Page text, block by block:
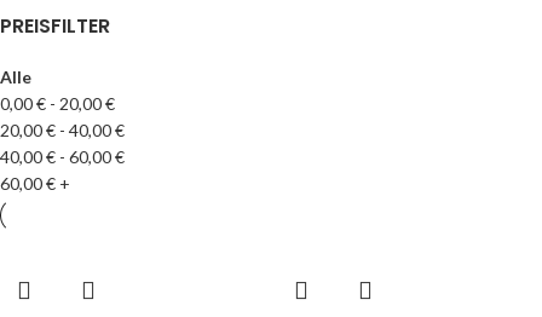
PREISFILTER
Alle
0,00€ - 20,00€
20,00€ - 40,00€
40,00€ - 60,00€
60,00€ +